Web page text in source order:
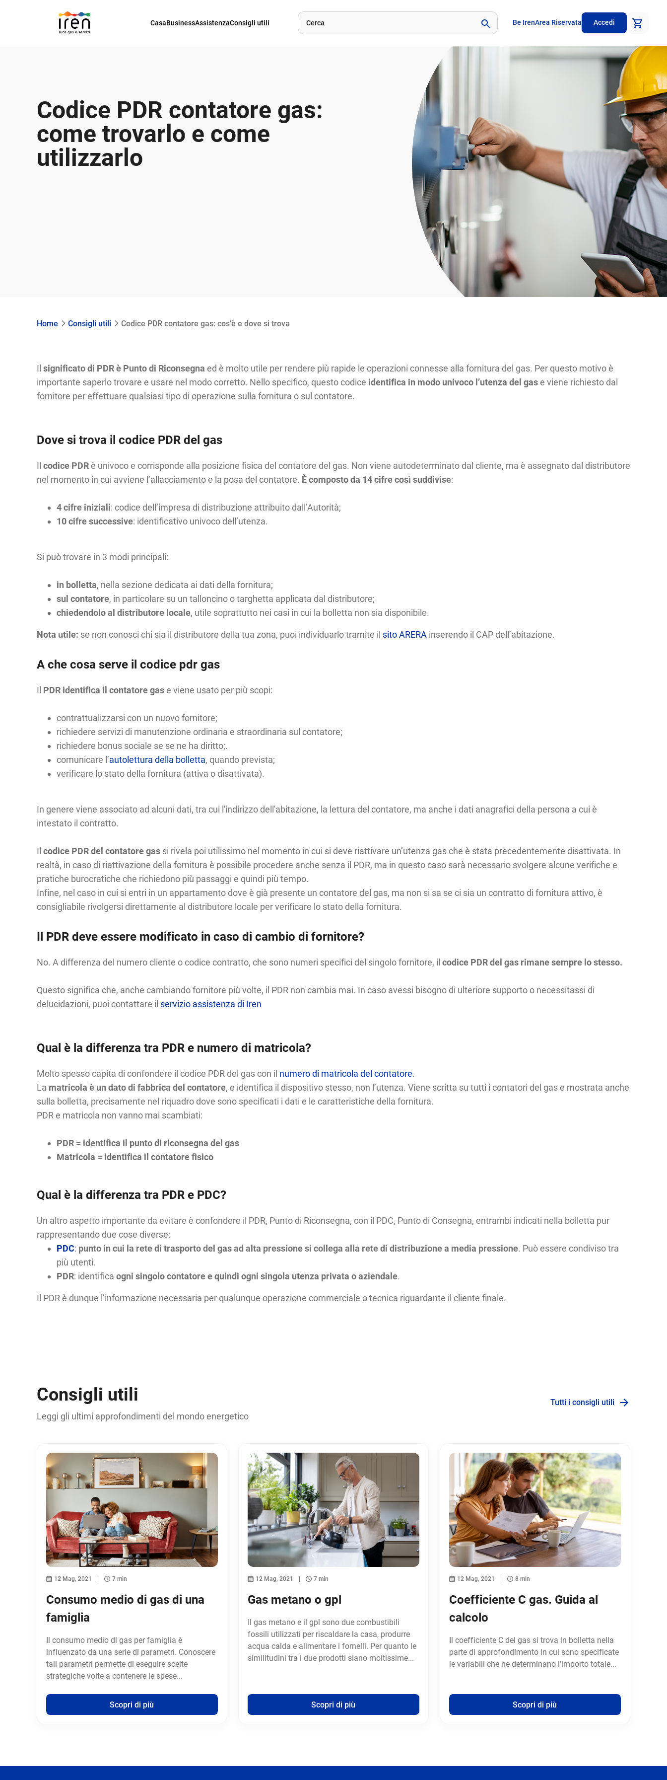
CasaBusinessAssistenzaConsigli utili Be IrenArea Riservata Accedi
Codice PDR contatore gas:
come trovarlo e come
utilizzarlo
Home Consigli utili Codice PDR contatore gas: cos'è e dove si trova
Il significato di PDR è Punto di Riconsegna ed è molto utile per rendere più rapide le operazioni connesse alla fornitura del gas. Per questo motivo è
importante saperlo trovare e usare nel modo corretto. Nello specifico, questo codice identifica in modo univoco l’utenza del gase viene richiesto dal
fornitore per effettuare qualsiasi tipo di operazione sulla fornitura o sul contatore.
Dove si trova il codice PDR del gas
Il codice PDRè univoco e corrisponde alla posizione fisica del contatore del gas. Non viene autodeterminato dal cliente, ma è assegnato dal distributore
nel momento in cui avviene l’allacciamento e la posa del contatore. È composto da 14 cifre così suddivise:
4 cifre iniziali: codice dell’impresa di distribuzione attribuito dall’Autorità;
10 cifre successive: identificativo univoco dell’utenza.
Si può trovare in 3 modi principali:
in bolletta, nella sezione dedicata ai dati della fornitura;
sul contatore, in particolare su un talloncino o targhetta applicata dal distributore;
chiedendolo al distributore locale, utile soprattutto nei casi in cui la bolletta non sia disponibile.
Nota utile: se non conosci chi sia il distributore della tua zona, puoi individuarlo tramite il sito ARERA inserendo il CAP dell’abitazione.
A che cosa serve il codice pdr gas
Il PDR identifica il contatore gase viene usato per più scopi:
contrattualizzarsi con un nuovo fornitore;
richiedere servizi di manutenzione ordinaria e straordinaria sul contatore;
richiedere bonus sociale se se ne ha diritto;.
comunicare l’autolettura della bolletta, quando prevista;
verificare lo stato della fornitura (attiva o disattivata).
In genere viene associato ad alcuni dati, tra cui l'indirizzo dell'abitazione, la lettura del contatore, ma anche i dati anagrafici della persona a cui è
intestato il contratto.
Il codice PDR del contatore gas si rivela poi utilissimo nel momento in cui si deve riattivare un’utenza gas che è stata precedentemente disattivata. In
realtà, in caso di riattivazione della fornitura è possibile procedere anche senza il PDR, ma in questo caso sarà necessario svolgere alcune verifiche e
pratiche burocratiche che richiedono più passaggi e quindi più tempo.
Infine, nel caso in cui si entri in un appartamento dove è già presente un contatore del gas, ma non si sa se ci sia un contratto di fornitura attivo, è
consigliabile rivolgersi direttamente al distributore locale per verificare lo stato della fornitura.
Il PDR deve essere modificato in caso di cambio di fornitore?
No. A differenza del numero cliente o codice contratto, che sono numeri specifici del singolo fornitore, il codice PDR del gas rimane sempre lo stesso.
Questo significa che, anche cambiando fornitore più volte, il PDR non cambia mai. In caso avessi bisogno di ulteriore supporto o necessitassi di
delucidazioni, puoi contattare il servizio assistenza di Iren
Qual è la differenza tra PDR e numero di matricola?
Molto spesso capita di confondere il codice PDR del gas con il numero di matricola del contatore.
La matricola è un dato di fabbrica del contatore, e identifica il dispositivo stesso, non l’utenza. Viene scritta su tutti i contatori del gas e mostrata anche
sulla bolletta, precisamente nel riquadro dove sono specificati i dati e le caratteristiche della fornitura.
PDR e matricola non vanno mai scambiati:
PDR = identifica il punto di riconsegna del gas
Matricola = identifica il contatore fisico
Qual è la differenza tra PDR e PDC?
Un altro aspetto importante da evitare è confondere il PDR, Punto di Riconsegna, con il PDC, Punto di Consegna, entrambi indicati nella bolletta pur
rappresentando due cose diverse:
PDC: punto in cui la rete di trasporto del gas ad alta pressione si collega alla rete di distribuzione a media pressione. Può essere condiviso tra
più utenti.
PDR: identifica ogni singolo contatore e quindi ogni singola utenza privata o aziendale.
Il PDR è dunque l’informazione necessaria per qualunque operazione commerciale o tecnica riguardante il cliente finale.
Consigli utili
Leggi gli ultimi approfondimenti del mondo energetico
Tutti i consigli utili
12 Mag, 2021 7 min
Consumo medio di gas di una
famiglia
Il consumo medio di gas per famiglia è
influenzato da una serie di parametri. Conoscere
tali parametri permette di eseguire scelte
strategiche volte a contenere le spese...
Scopri di più
12 Mag, 2021 7 min
Gas metano o gpl
Il gas metano e il gpl sono due combustibili
fossili utilizzati per riscaldare la casa, produrre
acqua calda e alimentare i fornelli. Per quanto le
similitudini tra i due prodotti siano moltissime...
Scopri di più
12 Mag, 2021 8 min
Coefficiente C gas. Guida al
calcolo
Il coefficiente C del gas si trova in bolletta nella
parte di approfondimento in cui sono specificate
le variabili che ne determinano l’importo totale...
Scopri di più